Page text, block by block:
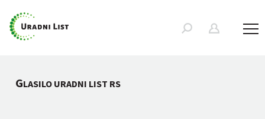
GLASILO URADNI LIST RS